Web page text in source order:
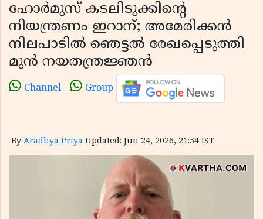
ഹോർമുസ് കടലിടുക്കിൻ്റെ
നിയന്ത്രണം ഇറാന്; അമേരിക്കൻ
നിലപാടിൽ ഞെട്ടൽ രേഖപ്പെടുത്തി
മുൻ നയതന്ത്രജ്ഞൻ
Channel Group
By Aradhya Priya Updated: Jun 24, 2026, 21:54 IST